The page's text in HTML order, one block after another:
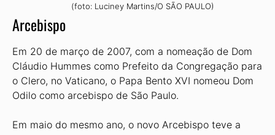
(foto: Luciney Martins/O SÃO PAULO)
Arcebispo
Em 20 de março de 2007, com a nomeação de Dom
Cláudio Hummes como Prefeito da Congregação para
o Clero, no Vaticano, o Papa Bento XVI nomeou Dom
Odilo como arcebispo de São Paulo.
Em maio do mesmo ano, o novo Arcebispo teve a